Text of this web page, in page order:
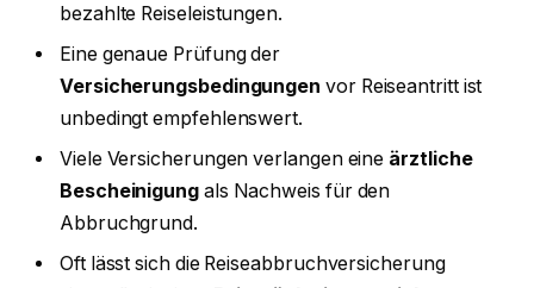
bezahlte Reiseleistungen.
Eine genaue Prüfung der
Versicherungsbedingungen vor Reiseantritt ist
unbedingt empfehlenswert.
Viele Versicherungen verlangen eine ärztliche
Bescheinigungals Nachweis für den
Abbruchgrund.
Oft lässt sich die Reiseabbruchversicherung